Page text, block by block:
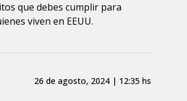
que debes cumplir para
viven en EEUU.
26 de agosto, 2024 | 12:35 hs